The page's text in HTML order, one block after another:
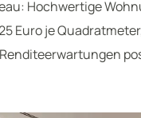
Hochwertige
Euro je